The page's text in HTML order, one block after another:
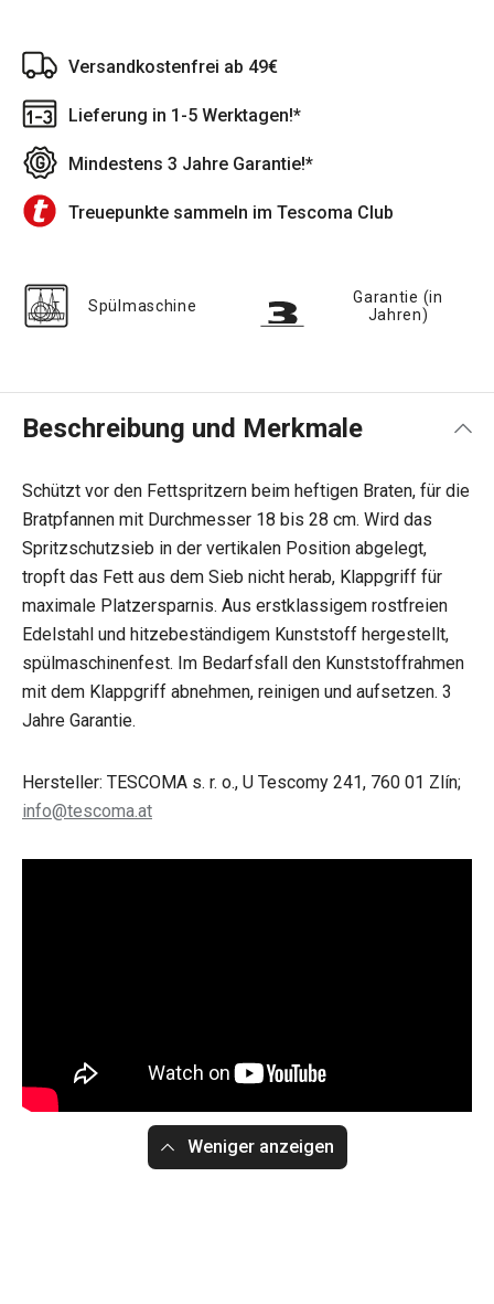
Versandkostenfrei ab 49€
Lieferung in 1-5 Werktagen!*
Mindestens 3 Jahre Garantie!*
Treuepunkte sammeln im Tescoma Club
Spülmaschine
Garantie (in
Jahren)
Beschreibung und Merkmale
Schützt vor den Fettspritzern beim heftigen Braten, für die
Bratpfannen mit Durchmesser 18 bis 28 cm. Wird das
Spritzschutzsieb in der vertikalen Position abgelegt,
tropft das Fett aus dem Sieb nicht herab, Klappgriff für
maximale Platzersparnis. Aus erstklassigem rostfreien
Edelstahl und hitzebeständigem Kunststoff hergestellt,
spülmaschinenfest. Im Bedarfsfall den Kunststoffrahmen
mit dem Klappgriff abnehmen, reinigen und aufsetzen. 3
Jahre Garantie.
Hersteller: TESCOMA s. r. o., U Tescomy 241, 760 01 Zlín;
info@tescoma.at
Weniger anzeigen